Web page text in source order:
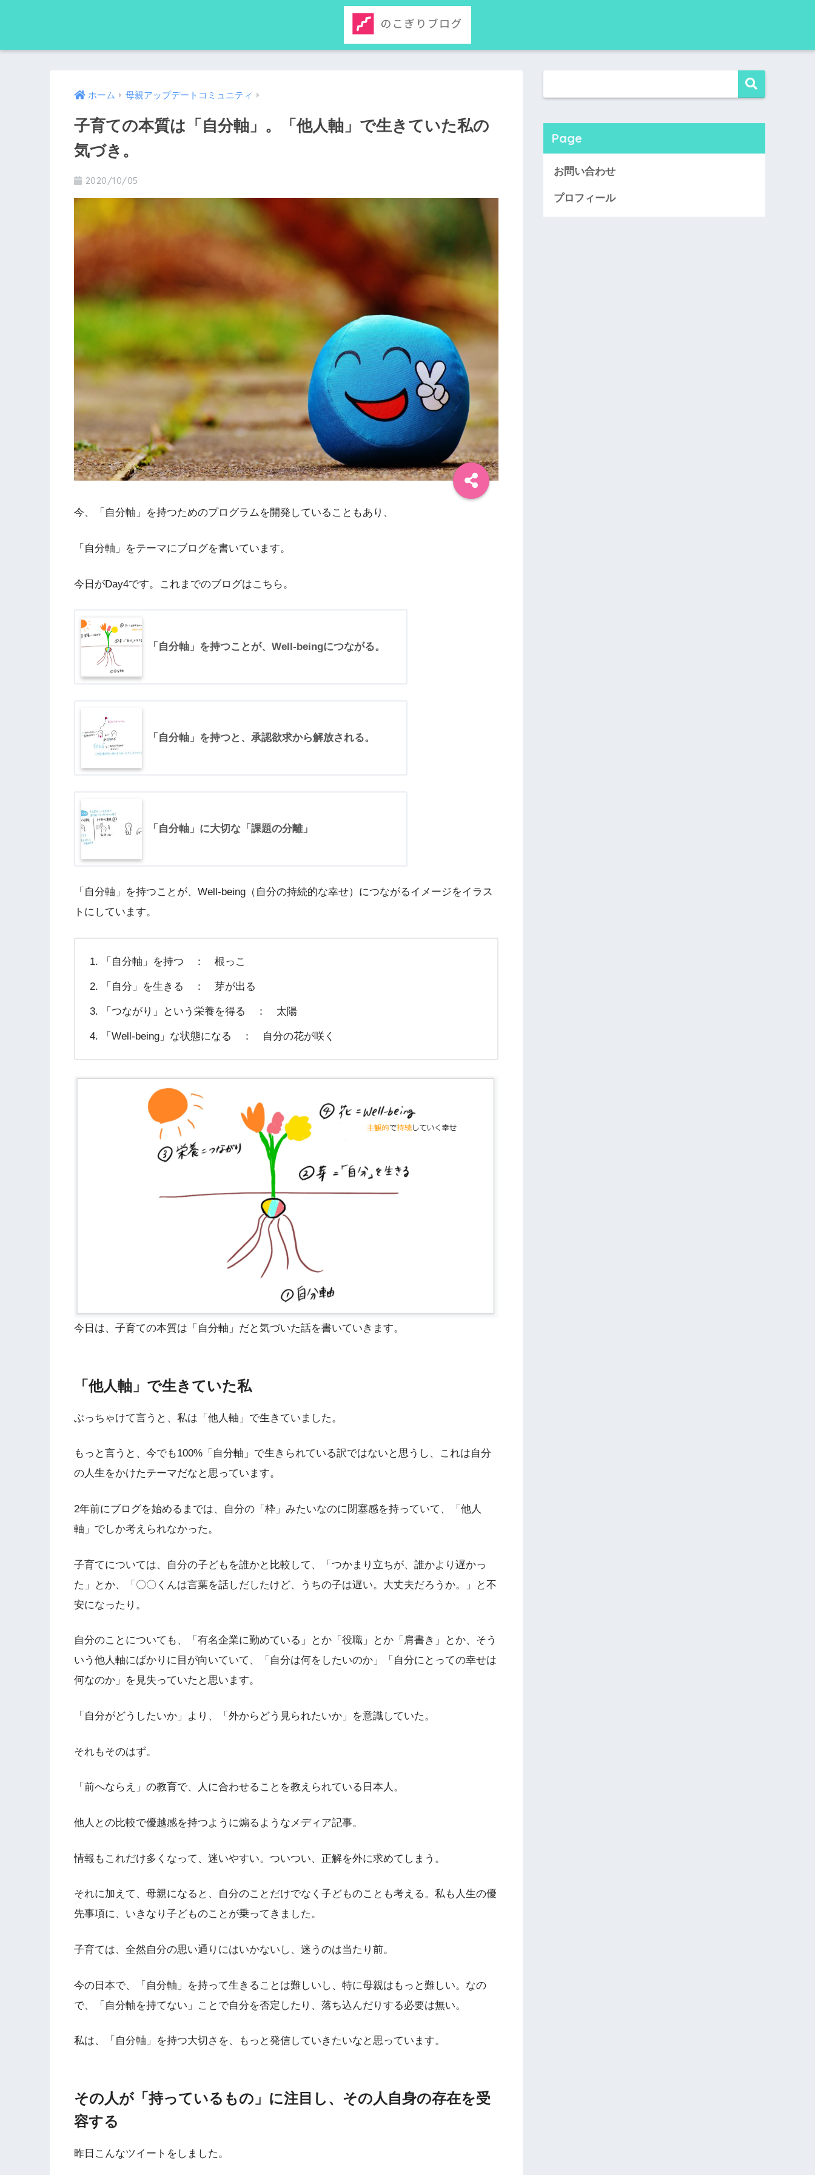
ホーム 母親アップデートコミュニティ
子育ての本質は「自分軸」。「他人軸」で生きていた私の
気づき。
2020/10/05
今、「自分軸」を持つためのプログラムを開発していることもあり、
「自分軸」をテーマにブログを書いています。
今日がDay4です。これまでのブログはこちら。
「自分軸」を持つことが、Well-beingにつながる。
「自分軸」を持つと、承認欲求から解放される。
「自分軸」に大切な「課題の分離」
「自分軸」を持つことが、Well-being（自分の持続的な幸せ）につながるイメージをイラス
トにしています。
「自分軸」を持つ ： 根っこ
「自分」を生きる ： 芽が出る
「つながり」という栄養を得る ： 太陽
「Well-being」な状態になる ： 自分の花が咲く
今日は、子育ての本質は「自分軸」だと気づいた話を書いていきます。
「他人軸」で生きていた私
ぶっちゃけて言うと、私は「他人軸」で生きていました。
もっと言うと、今でも100%「自分軸」で生きられている訳ではないと思うし、これは自分
の人生をかけたテーマだなと思っています。
2年前にブログを始めるまでは、自分の「枠」みたいなのに閉塞感を持っていて、「他人
軸」でしか考えられなかった。
子育てについては、自分の子どもを誰かと比較して、「つかまり立ちが、誰かより遅かっ
た」とか、「〇〇くんは言葉を話しだしたけど、うちの子は遅い。大丈夫だろうか。」と不
安になったり。
自分のことについても、「有名企業に勤めている」とか「役職」とか「肩書き」とか、そう
いう他人軸にばかりに目が向いていて、「自分は何をしたいのか」「自分にとっての幸せは
何なのか」を見失っていたと思います。
「自分がどうしたいか」より、「外からどう見られたいか」を意識していた。
それもそのはず。
「前へならえ」の教育で、人に合わせることを教えられている日本人。
他人との比較で優越感を持つように煽るようなメディア記事。
情報もこれだけ多くなって、迷いやすい。ついつい、正解を外に求めてしまう。
それに加えて、母親になると、自分のことだけでなく子どものことも考える。私も人生の優
先事項に、いきなり子どものことが乗ってきました。
子育ては、全然自分の思い通りにはいかないし、迷うのは当たり前。
今の日本で、「自分軸」を持って生きることは難しいし、特に母親はもっと難しい。なの
で、「自分軸を持てない」ことで自分を否定したり、落ち込んだりする必要は無い。
私は、「自分軸」を持つ大切さを、もっと発信していきたいなと思っています。
その人が「持っているもの」に注目し、その人自身の存在を受
容する
昨日こんなツイートをしました。
Page
お問い合わせ
プロフィール